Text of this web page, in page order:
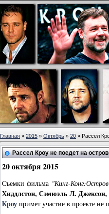
Главная»2015»Октябрь»20» Рассел
Рассел Кроу не поедет на
20 октября 2015
Съемки фильма "Кинг-
Хиддлстон, Сэмюэль Л.
Кроу примет участие в проекте не